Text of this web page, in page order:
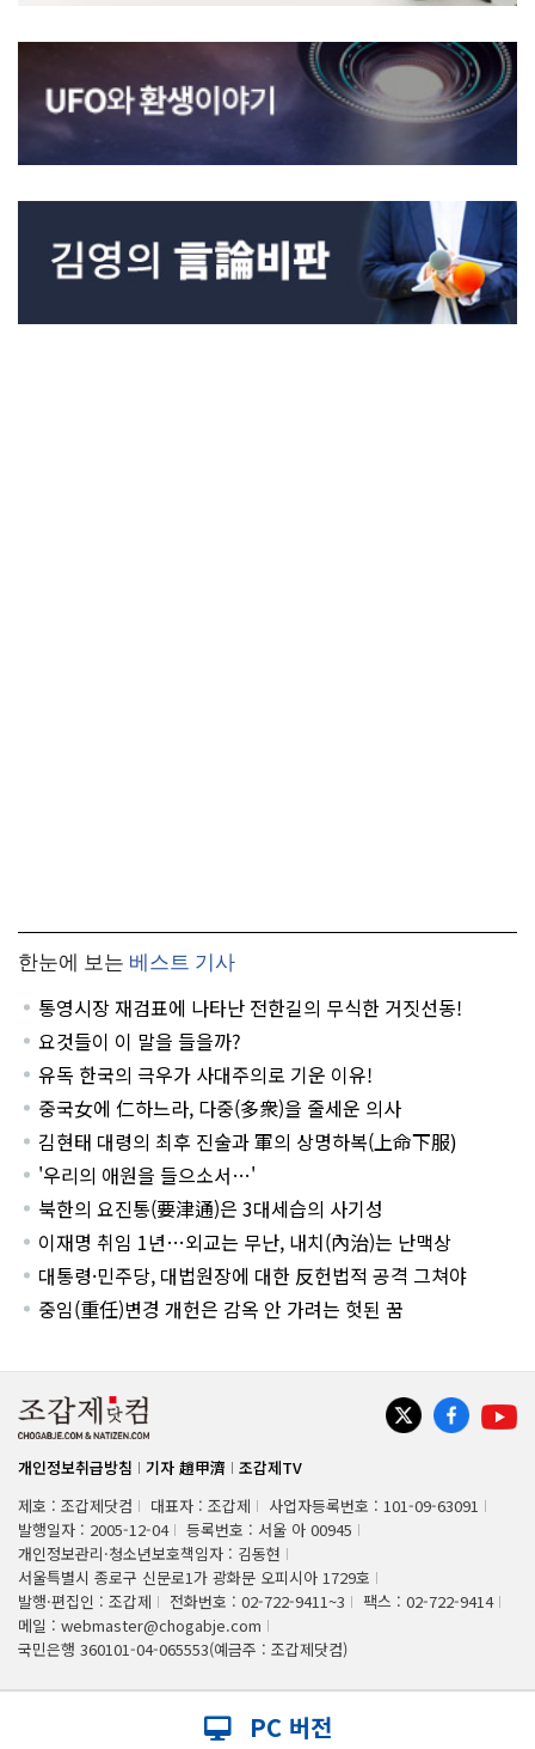
한눈에 보는 베스트 기사
통영시장 재검표에 나타난 전한길의 무식한 거짓선동!
요것들이 이 말을 들을까?
유독 한국의 극우가 사대주의로 기운 이유!
중국女에 仁하느라, 다중(多衆)을 줄세운 의사
김현태 대령의 최후 진술과 軍의 상명하복(上命下服)
'우리의 애원을 들으소서…'
북한의 요진통(要津通)은 3대세습의 사기성
이재명 취임 1년…외교는 무난, 내치(內治)는 난맥상
대통령·민주당, 대법원장에 대한 反헌법적 공격 그쳐야
중임(重任)변경 개헌은 감옥 안 가려는 헛된 꿈
개인정보취급방침 기자 趙甲濟
조갑제TV
제호 : 조갑제닷컴
대표자 : 조갑제
사업자등록번호 : 101-09-63091
발행일자 : 2005-12-04
등록번호 : 서울 아 00945
개인정보관리·청소년보호책임자 : 김동현
서울특별시 종로구 신문로1가 광화문 오피시아 1729호
발행·편집인 : 조갑제
전화번호 : 02-722-9411~3
팩스 : 02-722-9414
메일 : webmaster@chogabje.com
국민은행 360101-04-065553(예금주 : 조갑제닷컴)
PC 버전